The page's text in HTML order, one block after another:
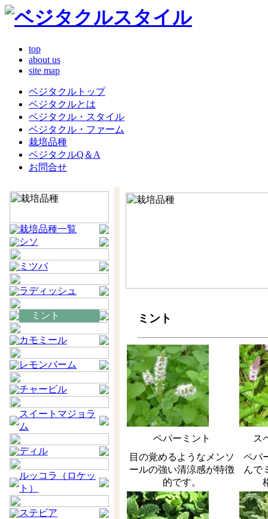
top
about us
site map
ベジタクルトップ
ベジタクルとは
ベジタクル・スタイル
ベジタクル・ファーム
栽培品種
ベジタクルQ＆A
お問合せ
栽培品種一覧
シソ
ミツバ
ラディッシュ
ミント
カモミール
レモンバーム
チャービル
スイートマジョラ
ム
ディル
ルッコラ（ロケッ
ト）
ステビア
ミント
ペパーミント
目の覚めるようなメンソ
ールの強い清涼感が特徴
的です。
ス
ペパ
んで